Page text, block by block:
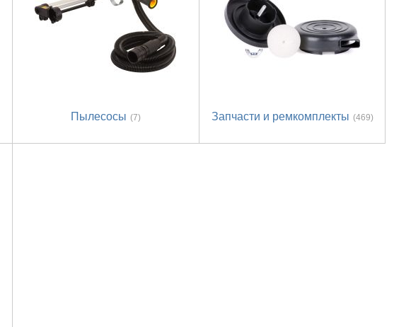
Пылесосы (7) Запчасти и ремкомплекты (469)